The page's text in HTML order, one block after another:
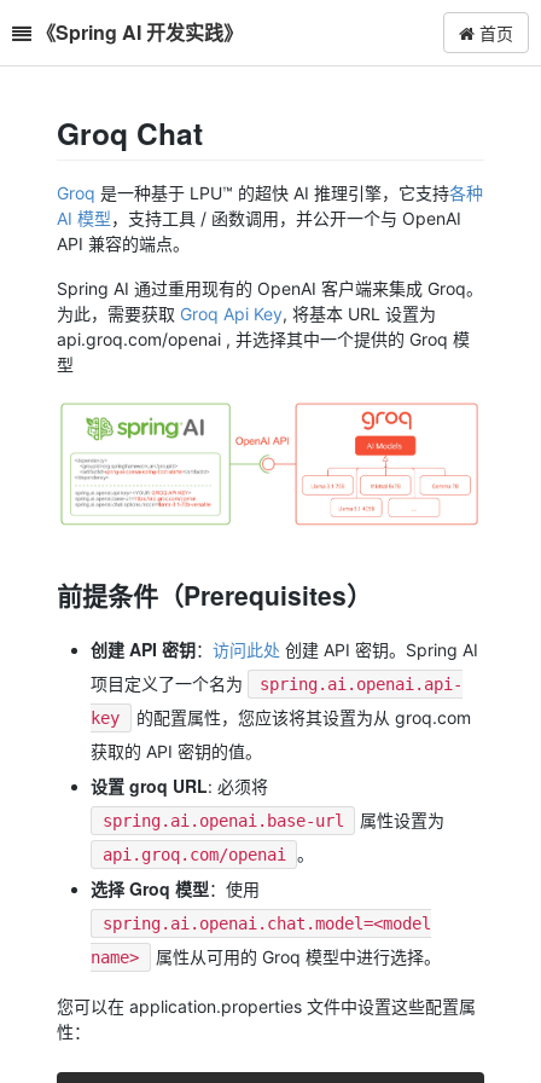
《Spring AI 开发实践》 首页
Groq Chat
Groq 是一种基于 LPU™ 的超快 AI 推理引擎，它支持各种
AI 模型，支持工具 / 函数调用，并公开一个与 OpenAI
API 兼容的端点。
Spring AI 通过重用现有的 OpenAI 客户端来集成 Groq。
为此，需要获取 Groq Api Key, 将基本 URL 设置为
api.groq.com/openai , 并选择其中一个提供的 Groq 模
型
前提条件（Prerequisites）
创建 API 密钥：访问此处 创建 API 密钥。Spring AI
项目定义了一个名为
spring.ai.openai.api-
key
的配置属性，您应该将其设置为从 groq.com
获取的 API 密钥的值。
设置 groq URL: 必须将
spring.ai.openai.base-url 属性设置为
api.groq.com/openai 。
选择 Groq 模型：使用
spring.ai.openai.chat.model=<model
name>
属性从可用的 Groq 模型中进行选择。
您可以在 application.properties 文件中设置这些配置属
性：